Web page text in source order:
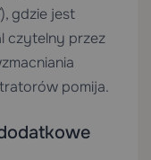
gdzie jest
czytelny przez
pomija.